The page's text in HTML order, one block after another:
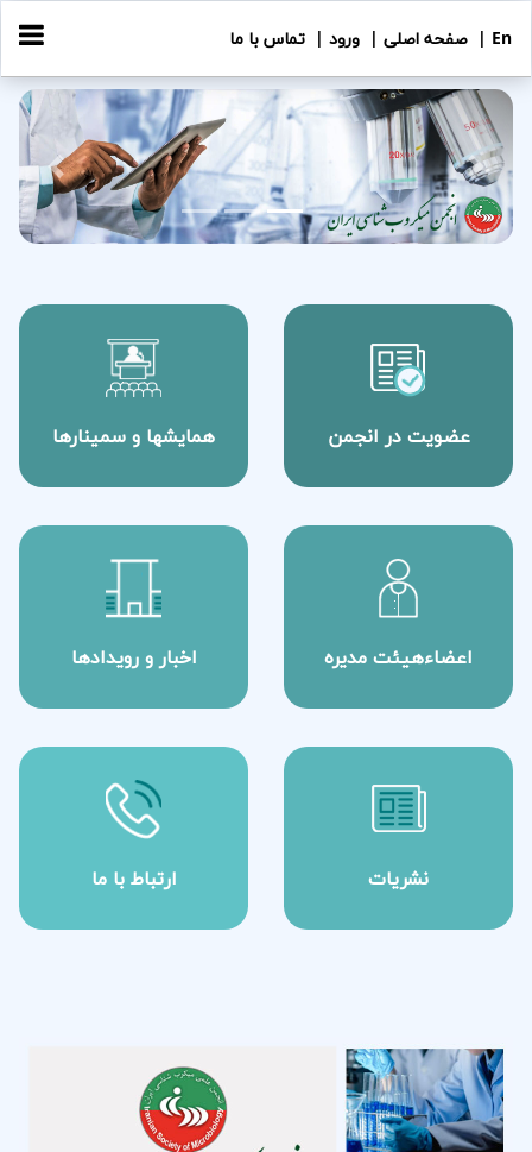
En | صفحه اصلی | ورود | تماس با ما
Next
عضویت در انجمن همایشها و سمینارها
اعضاءهیئت مدیره اخبار و رویدادها
نشریات ارتباط با ما